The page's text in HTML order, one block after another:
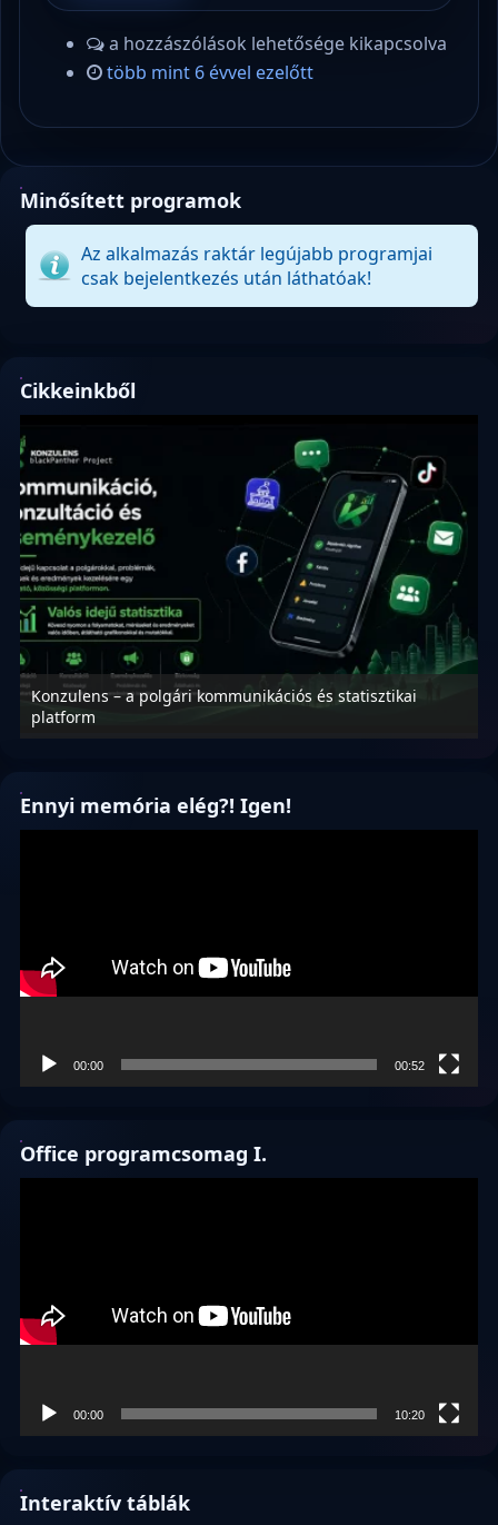
a hozzászólások lehetősége kikapcsolva
több mint 6 évvel ezelőtt
Minősített programok
Az alkalmazás raktár legújabb programjai
csak bejelentkezés után láthatóak!
Cikkeinkből
Konzulens – a polgári kommunikációs és statisztikai
platform
Ennyi memória elég?! Igen!
00:00 00:52
Office programcsomag I.
00:00 10:20
Interaktív táblák